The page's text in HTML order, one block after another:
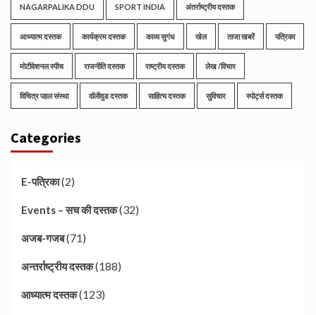
NAGARPALIKA DDU SPORT INDIA अंतर्राष्ट्रीय दस्तक
आध्यात्म दस्तक कार्यक्रम दस्तक काव्य सुगंध खेल ताजा खबरें पत्रिका
मोटीवेशनल स्पीच राजनीति दस्तक राष्ट्रीय दस्तक लेख /विचार
विचित्र पहल संस्था वॉलीवुड दस्तक साहित्य दस्तक सुविचार स्पोर्ट्स दस्तक
Categories
E-पत्रिका(2)
Events – सच की दस्तक(32)
अजब-गजब(71)
अन्तर्राष्ट्रीय दस्तक(188)
आध्यात्म दस्तक(123)